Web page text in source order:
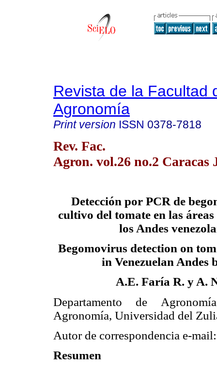
Revista de la Facultad
Agronomía
Print version ISSN 0378-7818
Rev. Fac.
Agron. vol.26 no.2 Caracas
Detección por PCR de
cultivo del tomate en las
los Andes
Begomovirus detection on
in Venezuelan Andes
A.E. Faría R. y A.
Departamento de
Agronomía, Universidad del
Autor de correspondencia e-
Resumen